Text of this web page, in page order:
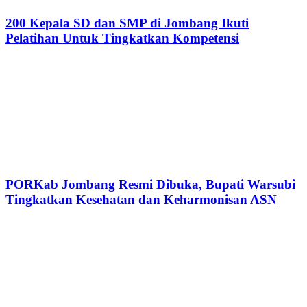
200 Kepala SD dan SMP di Jombang Ikuti
Pelatihan Untuk Tingkatkan Kompetensi
PORKab Jombang Resmi Dibuka, Bupati Warsubi
Tingkatkan Kesehatan dan Keharmonisan ASN